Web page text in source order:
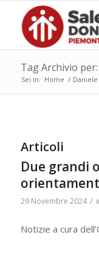
Tag Archivio
Sei in: Home /
Articoli
Due grandi
29 Novembre 2024 /
Notizie a cura